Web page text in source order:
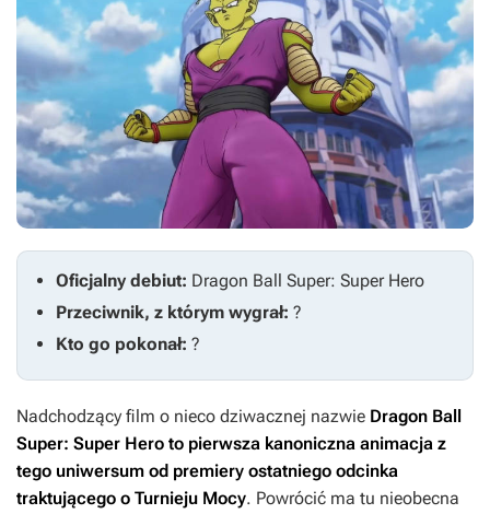
Oficjalny debiut: Dragon Ball Super: Super Hero
Przeciwnik, z którym wygrał: ?
Kto go pokonał: ?
Nadchodzący film o nieco dziwacznej nazwie Dragon Ball
Super: Super Hero to pierwsza kanoniczna animacja z
tego uniwersum od premiery ostatniego odcinka
traktującego o Turnieju Mocy. Powrócić ma tu nieobecna